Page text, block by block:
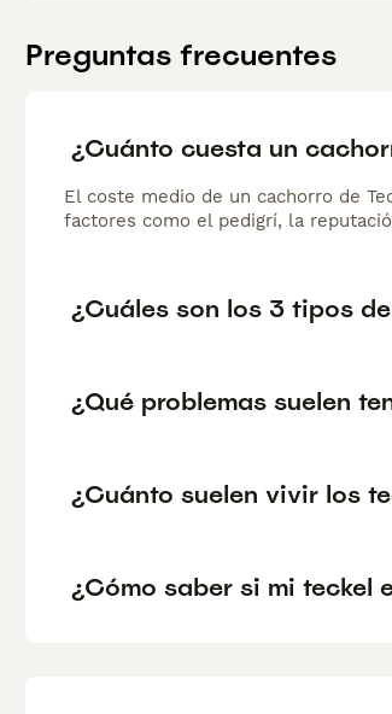
Preguntas frecuentes
¿Cuánto cuesta un
El coste medio de un cachorro de
factores como el pedigrí, la
¿Cuáles son los 3 tipos
¿Qué problemas suelen
¿Cuánto suelen vivir los
¿Cómo saber si mi teckel